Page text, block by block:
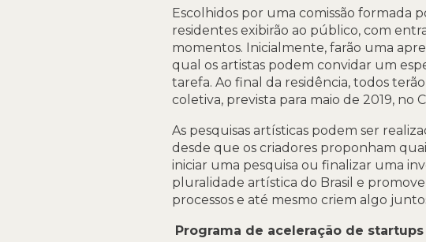
Escolhidos por uma comissão formada
residentes exibirão ao público, com
momentos. Inicialmente, farão uma
qual os artistas podem convidar um
tarefa. Ao final da residência, todos
coletiva, prevista para maio de 2019,
As pesquisas artísticas podem ser
desde que os criadores proponham
iniciar uma pesquisa ou finalizar uma
pluralidade artística do Brasil e
processos e até mesmo criem algo
Programa de aceleração de